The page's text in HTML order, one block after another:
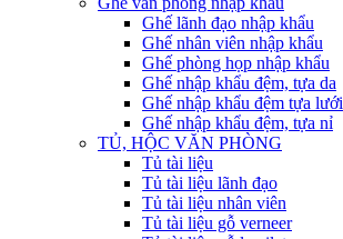
Ghế lãnh đạo nhập khẩu
Ghế nhân viên nhập khẩu
Ghế phòng họp nhập khẩu
Ghế nhập khẩu đệm, tựa da
Ghế nhập khẩu đệm tựa lưới
Ghế nhập khẩu đệm, tựa nỉ
TỦ, HỘC VĂN PHÒNG
Tủ tài liệu
Tủ tài liệu lãnh đạo
Tủ tài liệu nhân viên
Tủ tài liệu gỗ verneer